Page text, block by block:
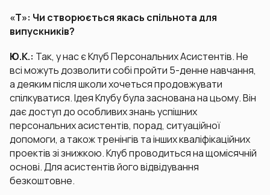
«Т»: Чи створюється якась спільнота для
випускників?
Ю.К.: Так, у нас є Клуб Персональних Асистентів. Не
всі можуть дозволити собі пройти 5-денне навчання,
а деяким після школи хочеться продовжувати
спілкуватися. Ідея Клубу була заснована на цьому. Він
дає доступ до особливих знань успішних
персональних асистентів, порад, ситуаційної
допомоги, а також тренінгів та інших кваліфікаційних
проектів зі знижкою. Клуб проводиться на щомісячній
основі. Для асистентів його відвідування
безкоштовне.